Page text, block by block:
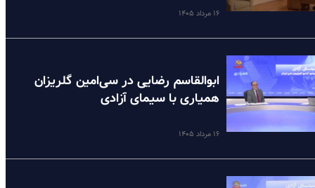
۱۶ مرداد ۱۴۰۵
ابوالقاسم رضایی در سی‌امین گلریزان
همیاری با سیمای آزادی
۱۶ مرداد ۱۴۰۵